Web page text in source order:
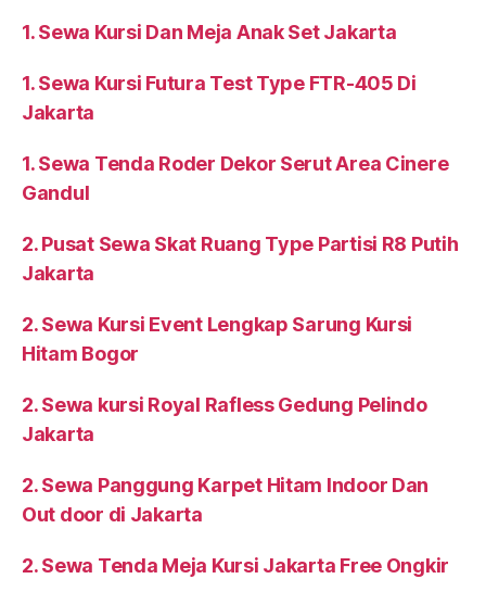
1. Sewa Kursi Dan Meja Anak Set Jakarta
1. Sewa Kursi Futura Test Type FTR-405 Di
Jakarta
1. Sewa Tenda Roder Dekor Serut Area Cinere
Gandul
2. Pusat Sewa Skat Ruang Type Partisi R8 Putih
Jakarta
2. Sewa Kursi Event Lengkap Sarung Kursi
Hitam Bogor
2. Sewa kursi Royal Rafless Gedung Pelindo
Jakarta
2. Sewa Panggung Karpet Hitam Indoor Dan
Out door di Jakarta
2. Sewa Tenda Meja Kursi Jakarta Free Ongkir